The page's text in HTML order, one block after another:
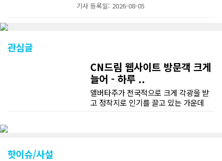
기사 등록일: 2026-08-05
관심글
CN드림 웹사이트 방문객 크게
늘어 - 하루 ..
앨버타주가 전국적으로 크게 각광을 받
고 정착지로 인기를 끌고 있는 가운데
핫이슈/사설